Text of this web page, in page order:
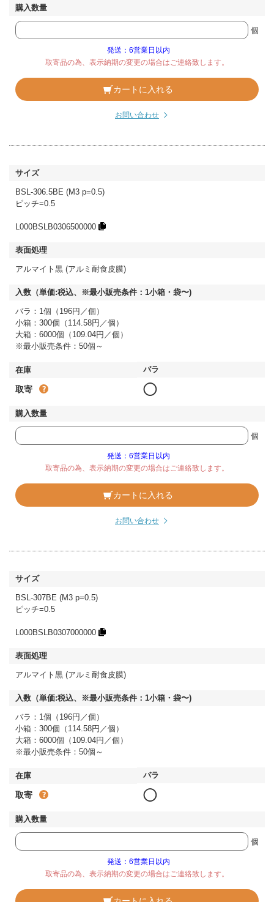
個
発送：6営業日以内
取寄品の為、表示納期の変更の場合はご連絡致します。
カートに入れる
お問い合わせ
BSL-306.5BE (M3 p=0.5)
ピッチ=0.5
L000BSLB0306500000
アルマイト黒 (アルミ耐食皮膜)
バラ：1個（196円／個）
小箱：300個（114.58円／個）
大箱：6000個（109.04円／個）
※最小販売条件：50個～
取寄 ◯
個
発送：6営業日以内
取寄品の為、表示納期の変更の場合はご連絡致します。
カートに入れる
お問い合わせ
BSL-307BE (M3 p=0.5)
ピッチ=0.5
L000BSLB0307000000
アルマイト黒 (アルミ耐食皮膜)
バラ：1個（196円／個）
小箱：300個（114.58円／個）
大箱：6000個（109.04円／個）
※最小販売条件：50個～
取寄 ◯
個
発送：6営業日以内
取寄品の為、表示納期の変更の場合はご連絡致します。